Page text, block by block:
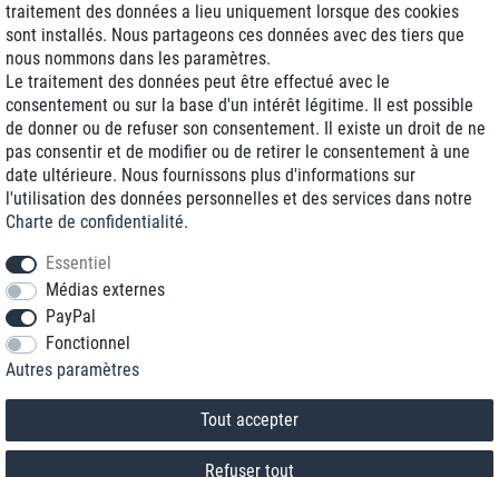
Livraison J+1
Frais d'expédition réduits
Reconditionnée avec garantie
+33 1 70 99 07 94 *
* Vous pouvez nous joindre aux tarifs locaux du lundi au vendredi de 9h à 18h.
traitement des données a lieu uniquement lorsque des cookies
sont installés. Nous partageons ces données avec des tiers que
nous nommons dans les paramètres.
Le traitement des données peut être effectué avec le
consentement ou sur la base d'un intérêt légitime. Il est possible
de donner ou de refuser son consentement. Il existe un droit de ne
pas consentir et de modifier ou de retirer le consentement à une
date ultérieure. Nous fournissons plus d'informations sur
l'utilisation des données personnelles et des services dans notre
Charte de confidentialité.
Essentiel
Médias externes
PayPal
Fonctionnel
Autres paramètres
Tout accepter
Refuser tout